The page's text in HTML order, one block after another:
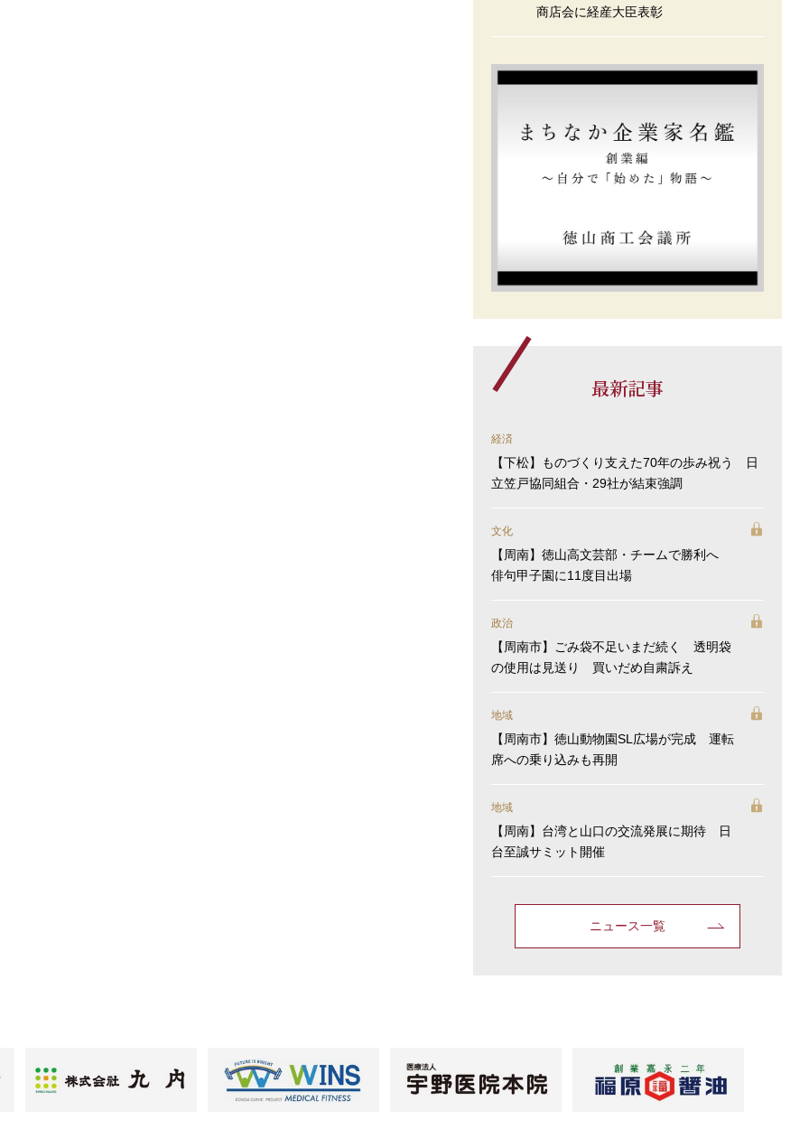
商店会に経産大臣表彰
最新記事
経済
【下松】ものづくり支えた70年の歩み祝う 日
立笠戸協同組合・29社が結束強調
文化
【周南】徳山高文芸部・チームで勝利へ
俳句甲子園に11度目出場
政治
【周南市】ごみ袋不足いまだ続く 透明袋
の使用は見送り 買いだめ自粛訴え
地域
【周南市】徳山動物園SL広場が完成 運転
席への乗り込みも再開
地域
【周南】台湾と山口の交流発展に期待 日
台至誠サミット開催
ニュース一覧